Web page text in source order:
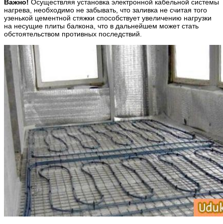
Важно! Осуществляя установка электронной кабельной системы
нагрева, необходимо не забывать, что заливка не считая того
узенькой цементной стяжки способствует увеличению нагрузки
на несущие плиты балкона, что в дальнейшем может стать
обстоятельством противных последствий.